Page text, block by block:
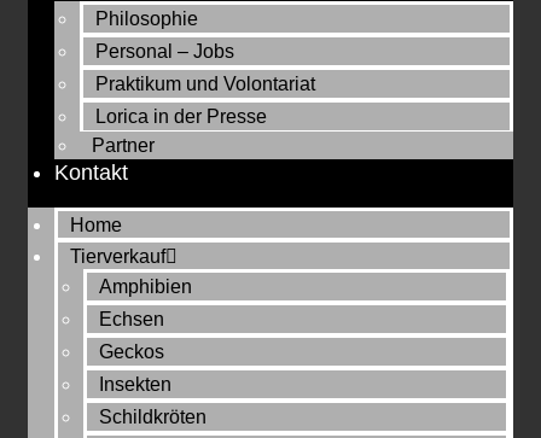
Philosophie
Personal – Jobs
Praktikum und Volontariat
Lorica in der Presse
Partner
Kontakt
Home
Tierverkauf
Amphibien
Echsen
Geckos
Insekten
Schildkröten